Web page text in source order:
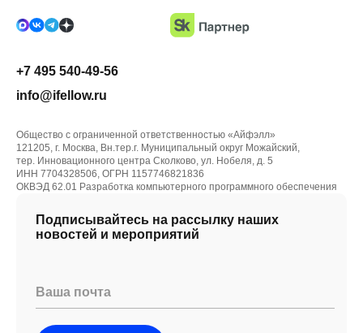
Подписывайтесь на рассылку наших
новостей и мероприятий
Ваша почта
+7 495 540-49-56
info@ifellow.ru
Общество с ограниченной ответственностью «Айфэлл»
121205, г. Москва, Вн.тер.г. Муниципальный округ Можайский,
тер. Инновационного центра Сколково, ул. Нобеля, д. 5
ИНН 7704328506, ОГРН 1157746821836
ОКВЭД 62.01 Разработка компьютерного программного обеспечения